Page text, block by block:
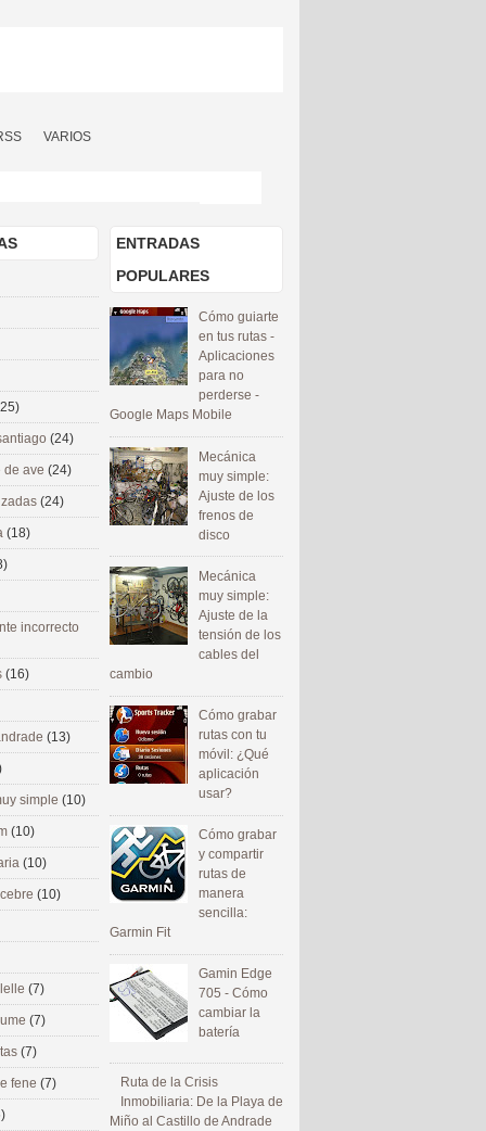
VARIOS
ENTRADAS
POPULARES
Cómo guiarte
en tus rutas -
Aplicaciones
para no
perderse -
Google Maps Mobile
Mecánica
muy simple:
Ajuste de los
frenos de
disco
Mecánica
muy simple:
Ajuste de la
tensión de los
cables del
cambio
Cómo grabar
rutas con tu
móvil: ¿Qué
aplicación
usar?
Cómo grabar
y compartir
rutas de
manera
sencilla:
Garmin Fit
Gamin Edge
705 - Cómo
cambiar la
batería
Ruta de la Crisis
Inmobiliaria: De la Playa de
Miño al Castillo de Andrade
(24)
de ave (24)
(24)
(18)
incorrecto
(16)
(13)
simple (10)
(10)
(10)
(10)
(7)
(7)
(7)
fene (7)